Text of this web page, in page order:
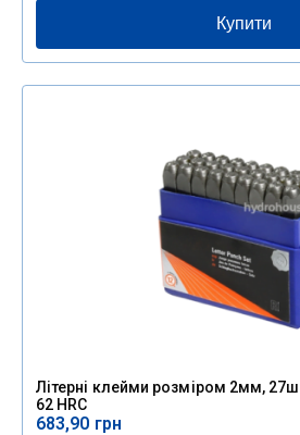
Купити
Літерні клейми розміром 2мм,
62 HRC
683,90 грн